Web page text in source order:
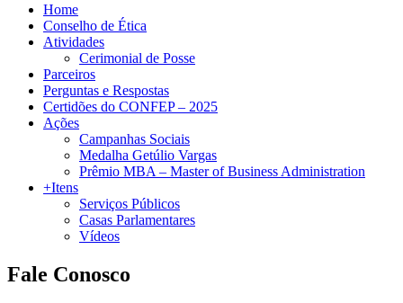
Home
Conselho de Ética
Atividades
Cerimonial de Posse
Parceiros
Perguntas e Respostas
Certidões do CONFEP – 2025
Ações
Campanhas Sociais
Medalha Getúlio Vargas
Prêmio MBA – Master of Business Administration
+Itens
Serviços Públicos
Casas Parlamentares
Vídeos
Fale Conosco